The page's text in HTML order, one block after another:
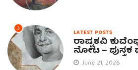
3 LATEST POSTS
ರಾಷ್ಟ್ರಕವಿ
ನೋಟ –
June 21, 2026